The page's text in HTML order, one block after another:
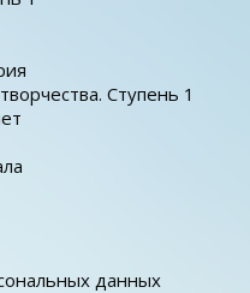
Ступень 1
данных